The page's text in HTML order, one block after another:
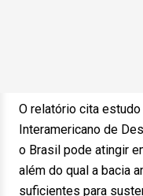
O relatório cita
Interamericano de
o Brasil pode atingir
além do qual a bacia
suficientes para